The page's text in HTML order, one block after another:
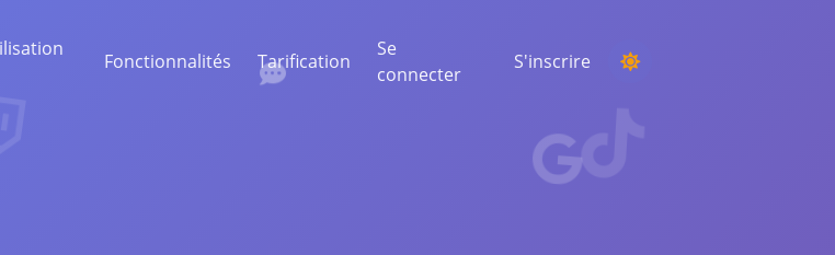
ORGANISER UN CONCOURS
Choisir un gagnant au hasard parmi les
Fonctionnalités Tarification
Se
connecter
S'inscrire